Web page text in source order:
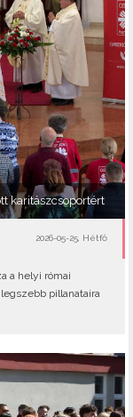
karitászcsoportért
2026-05-25, Hétfő
a helyi római
pillanataira